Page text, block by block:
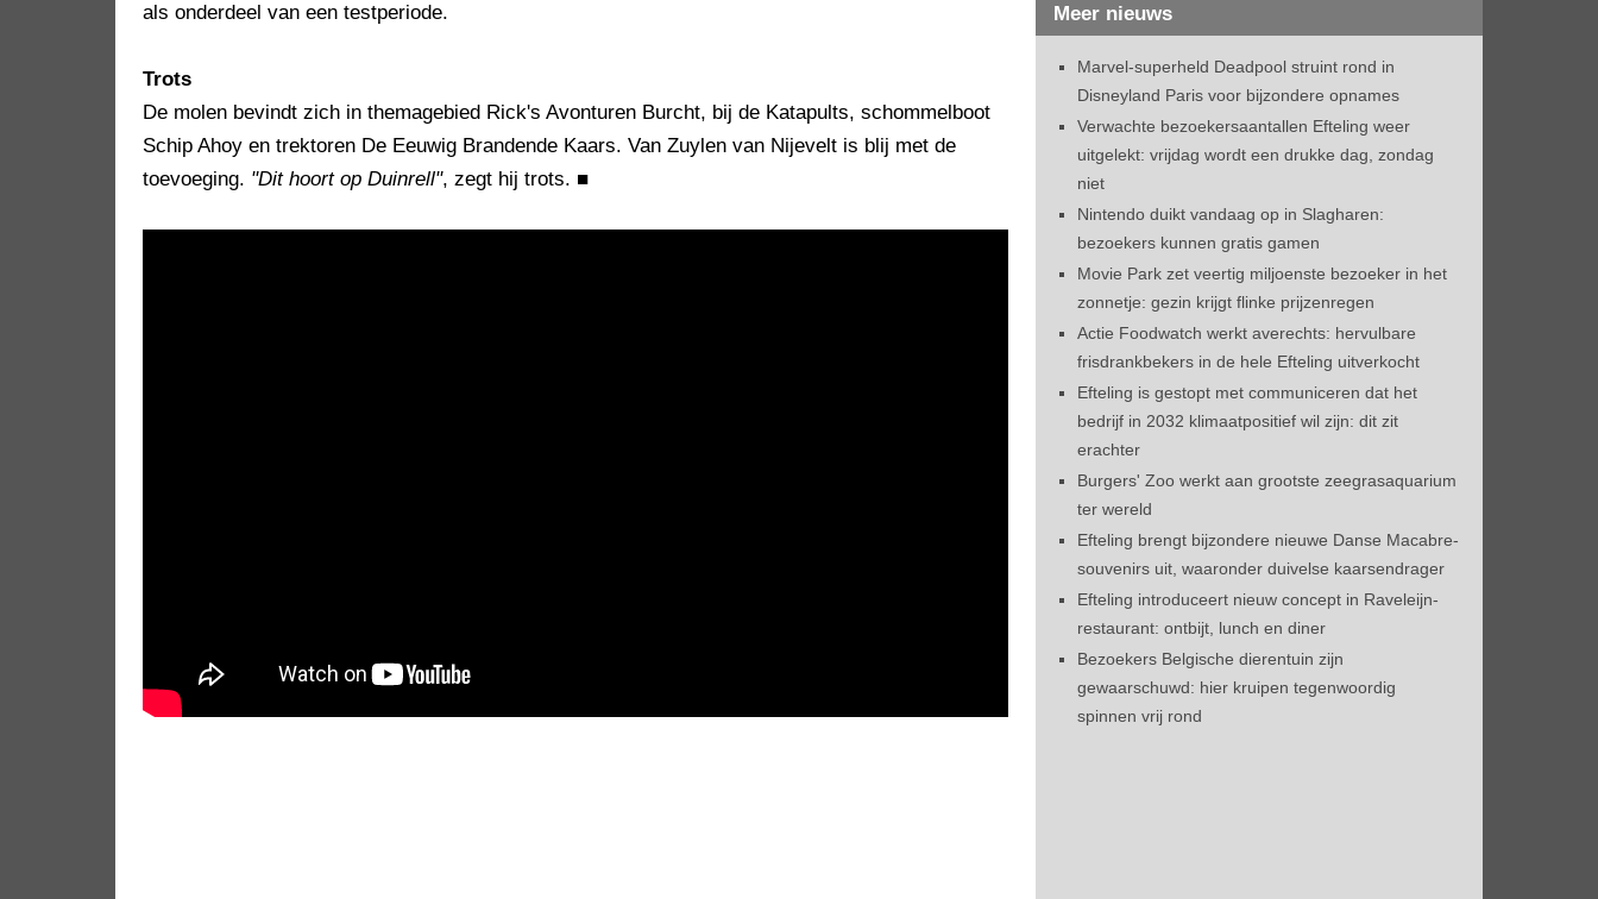
als onderdeel van een testperiode.
Trots
De molen bevindt zich in themagebied Rick's Avonturen Burcht, bij de Katapults, schommelboot
Schip Ahoy en trektoren De Eeuwig Brandende Kaars. Van Zuylen van Nijevelt is blij met de
toevoeging. "Dit hoort op Duinrell", zegt hij trots. ■
Meer nieuws
Marvel-superheld Deadpool struint rond in
Disneyland Paris voor bijzondere opnames
Verwachte bezoekersaantallen Efteling weer
uitgelekt: vrijdag wordt een drukke dag, zondag
niet
Nintendo duikt vandaag op in Slagharen:
bezoekers kunnen gratis gamen
Movie Park zet veertig miljoenste bezoeker in het
zonnetje: gezin krijgt flinke prijzenregen
Actie Foodwatch werkt averechts: hervulbare
frisdrankbekers in de hele Efteling uitverkocht
Efteling is gestopt met communiceren dat het
bedrijf in 2032 klimaatpositief wil zijn: dit zit
erachter
Burgers' Zoo werkt aan grootste zeegrasaquarium
ter wereld
Efteling brengt bijzondere nieuwe Danse Macabre-
souvenirs uit, waaronder duivelse kaarsendrager
Efteling introduceert nieuw concept in Raveleijn-
restaurant: ontbijt, lunch en diner
Bezoekers Belgische dierentuin zijn
gewaarschuwd: hier kruipen tegenwoordig
spinnen vrij rond